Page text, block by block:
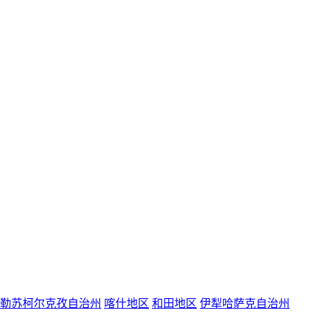
苏柯尔克孜自治州 喀什地区 和田地区 伊犁哈萨克自治州